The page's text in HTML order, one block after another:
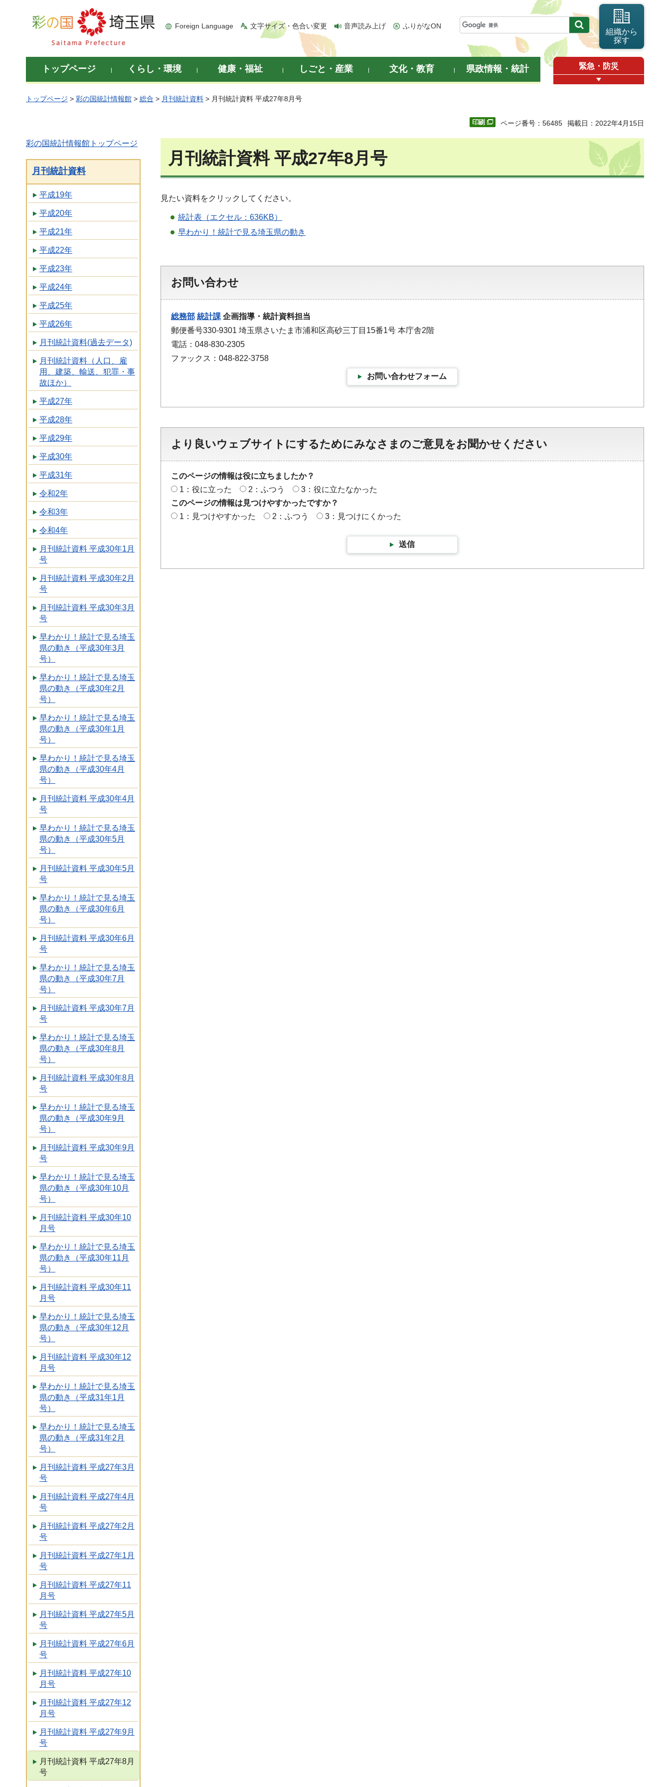
彩の国 埼玉県
Foreign Language 文字サイズ・色合い変更 音声読み上げ ふりがなON
組織から
探す
トップページ くらし・環境 健康・福祉 しごと・産業 文化・教育 県政情報・統計 緊急・防災
トップページ > 彩の国統計情報館 > 総合 > 月刊統計資料 > 月刊統計資料 平成27年8月号
ページ番号：56485 掲載日：2022年4月15日
彩の国統計情報館トップページ
月刊統計資料
平成19年
平成20年
平成21年
平成22年
平成23年
平成24年
平成25年
平成26年
月刊統計資料(過去データ)
月刊統計資料（人口、雇
用、建築、輸送、犯罪・事
故ほか）
平成27年
平成28年
平成29年
平成30年
平成31年
令和2年
令和3年
令和4年
月刊統計資料 平成30年1月
号
月刊統計資料 平成30年2月
号
月刊統計資料 平成30年3月
号
早わかり！統計で見る埼玉
県の動き（平成30年3月
号）
早わかり！統計で見る埼玉
県の動き（平成30年2月
号）
早わかり！統計で見る埼玉
県の動き（平成30年1月
号）
早わかり！統計で見る埼玉
県の動き（平成30年4月
号）
月刊統計資料 平成30年4月
号
早わかり！統計で見る埼玉
県の動き（平成30年5月
号）
月刊統計資料 平成30年5月
号
早わかり！統計で見る埼玉
県の動き（平成30年6月
号）
月刊統計資料 平成30年6月
号
早わかり！統計で見る埼玉
県の動き（平成30年7月
号）
月刊統計資料 平成30年7月
号
早わかり！統計で見る埼玉
県の動き（平成30年8月
号）
月刊統計資料 平成30年8月
号
早わかり！統計で見る埼玉
県の動き（平成30年9月
号）
月刊統計資料 平成30年9月
号
早わかり！統計で見る埼玉
県の動き（平成30年10月
号）
月刊統計資料 平成30年10
月号
早わかり！統計で見る埼玉
県の動き（平成30年11月
号）
月刊統計資料 平成30年11
月号
早わかり！統計で見る埼玉
県の動き（平成30年12月
号）
月刊統計資料 平成30年12
月号
早わかり！統計で見る埼玉
県の動き（平成31年1月
号）
早わかり！統計で見る埼玉
県の動き（平成31年2月
号）
月刊統計資料 平成27年3月
号
月刊統計資料 平成27年4月
号
月刊統計資料 平成27年2月
号
月刊統計資料 平成27年1月
号
月刊統計資料 平成27年11
月号
月刊統計資料 平成27年5月
号
月刊統計資料 平成27年6月
号
月刊統計資料 平成27年10
月号
月刊統計資料 平成27年12
月号
月刊統計資料 平成27年9月
号
月刊統計資料 平成27年8月
号
月刊統計資料 平成27年8月号
見たい資料をクリックしてください。
統計表（エクセル：636KB）
早わかり！統計で見る埼玉県の動き
お問い合わせ
総務部 統計課 企画指導・統計資料担当
郵便番号330-9301 埼玉県さいたま市浦和区高砂三丁目15番1号 本庁舎2階
電話：048-830-2305
ファックス：048-822-3758
お問い合わせフォーム
より良いウェブサイトにするためにみなさまのご意見をお聞かせください
このページの情報は役に立ちましたか？
1：役に立った
2：ふつう
3：役に立たなかった
このページの情報は見つけやすかったですか？
1：見つけやすかった
2：ふつう 3：見つけにくかった
送信